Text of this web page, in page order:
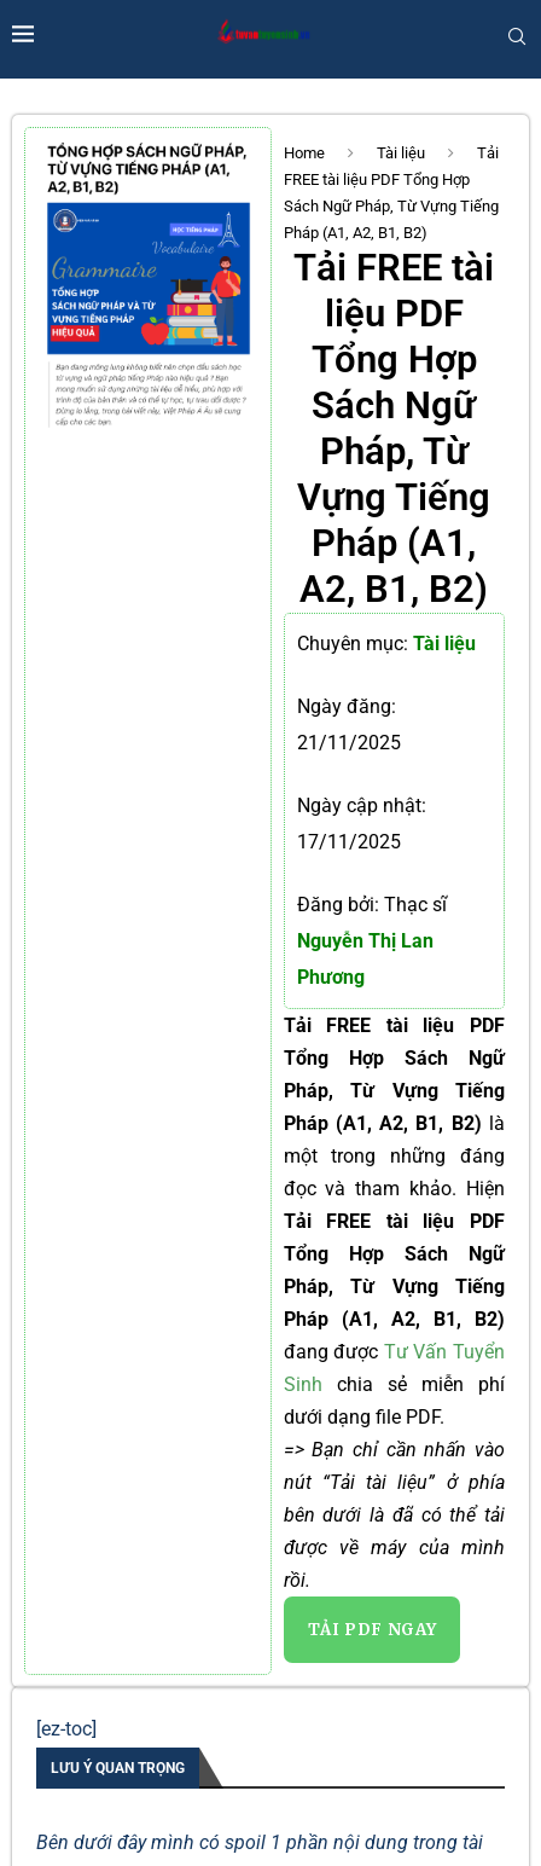
Home Tài liệu
Tải
FREE tài liệu PDF Tổng Hợp
Sách Ngữ Pháp, Từ Vựng Tiếng
Pháp (A1, A2, B1, B2)
Tải FREE tài
liệu PDF
Tổng Hợp
Sách Ngữ
Pháp, Từ
Vựng Tiếng
Pháp (A1,
A2, B1, B2)
Chuyên mục: Tài liệu
Ngày đăng:
21/11/2025
Ngày cập nhật:
17/11/2025
Đăng bởi: Thạc sĩ
Nguyễn Thị Lan
Phương
Tải FREE tài liệu PDF
Tổng Hợp Sách Ngữ
Pháp, Từ Vựng Tiếng
Pháp (A1, A2, B1, B2) là
một trong những đáng
đọc và tham khảo. Hiện
Tải FREE tài liệu PDF
Tổng Hợp Sách Ngữ
Pháp, Từ Vựng Tiếng
Pháp (A1, A2, B1, B2)
đang được Tư Vấn Tuyển
Sinh chia sẻ miễn phí
dưới dạng file PDF.
=> Bạn chỉ cần nhấn vào
nút “Tải tài liệu” ở phía
bên dưới là đã có thể tải
được về máy của mình
rồi.
TẢI PDF NGAY
[ez-toc]
LƯU Ý QUAN TRỌNG
Bên dưới đây mình có spoil 1 phần nội dung trong tài